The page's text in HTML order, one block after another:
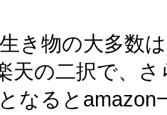
き物の大多数
天の二択で、
なると